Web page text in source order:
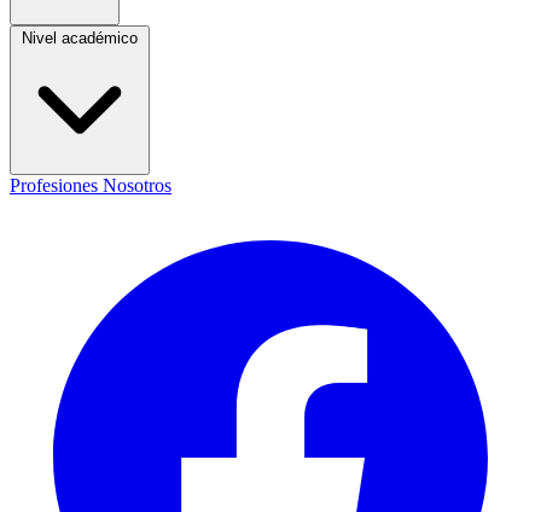
Nivel académico
Profesiones Nosotros